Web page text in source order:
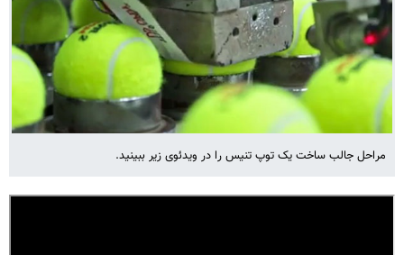
مراحل جالب ساخت یک توپ تنیس را در ویدئوی زیر ببینید.